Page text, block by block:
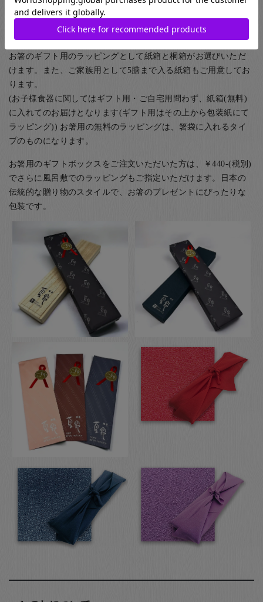
ギフト包装について
お箸のギフト用のラッピングとして紙箱と桐箱がお選びいただ
けます。また、ご家族用として5膳まで入る紙箱もご用意してお
ります。
(お子様食器に関してはギフト用・ご自宅用問わず、紙箱(無料)
に入れてのお届けとなります(ギフト用はその上から包装紙にて
ラッピング)) お箸用の無料のラッピングは、箸袋に入れるタイ
プのものになります。
お箸用のギフトボックスをご注文いただいた方は、￥440-(税別)
でさらに風呂敷でのラッピングもご指定いただけます。日本の
伝統的な贈り物のスタイルで、お箸のプレゼントにぴったりな
包装です。